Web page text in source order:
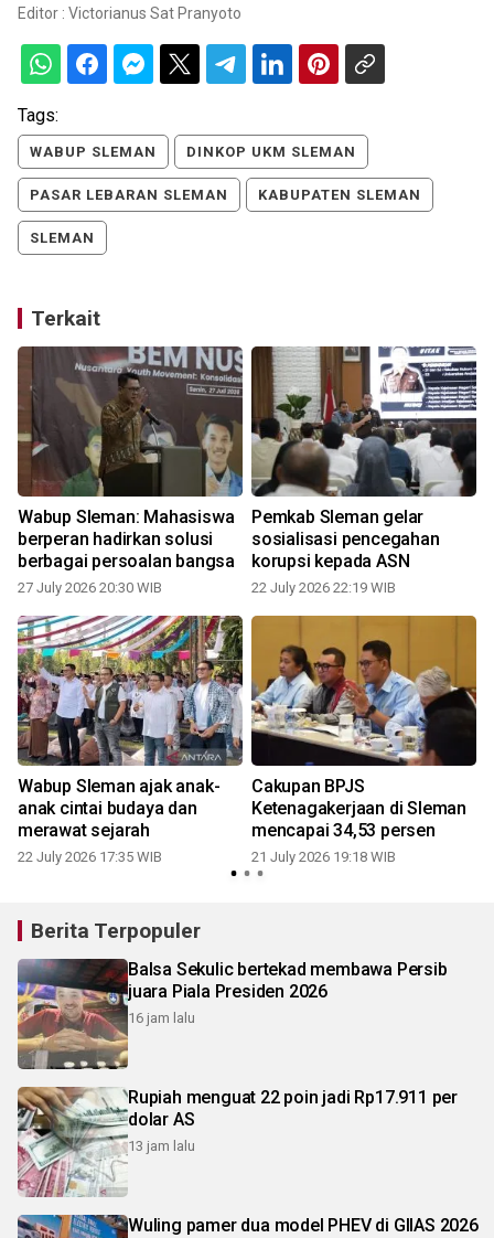
Editor : Victorianus Sat Pranyoto
Tags:
WABUP SLEMAN DINKOP UKM SLEMAN
PASAR LEBARAN SLEMAN KABUPATEN SLEMAN
SLEMAN
Terkait
Wabup Sleman: Mahasiswa
berperan hadirkan solusi
berbagai persoalan bangsa
27 July 2026 20:30 WIB
Pemkab Sleman gelar
sosialisasi pencegahan
korupsi kepada ASN
22 July 2026 22:19 WIB
Wabup Sleman ajak anak-
anak cintai budaya dan
merawat sejarah
22 July 2026 17:35 WIB
Cakupan BPJS
Ketenagakerjaan di Sleman
mencapai 34,53 persen
21 July 2026 19:18 WIB
Berita Terpopuler
Balsa Sekulic bertekad membawa Persib
juara Piala Presiden 2026
16 jam lalu
Rupiah menguat 22 poin jadi Rp17.911 per
dolar AS
13 jam lalu
Wuling pamer dua model PHEV di GIIAS 2026